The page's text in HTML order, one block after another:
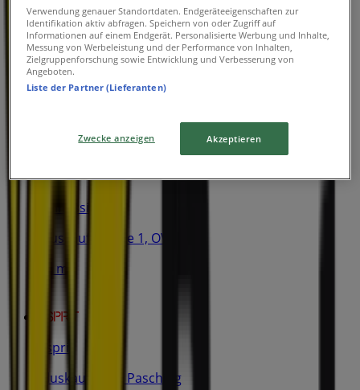
Tom Tailor
Industriezeile 76, Linz
14 m
Intimissimi
Pluskaufstrasse 1, OVE, Linz
14 m
Esprit
Pluskaufstr. 7, Pasching
Verwendung genauer Standortdaten. Endgeräteeigenschaften zur
Identifikation aktiv abfragen. Speichern von oder Zugriff auf
Informationen auf einem Endgerät. Personalisierte Werbung und Inhalte,
Messung von Werbeleistung und der Performance von Inhalten,
Zielgruppenforschung sowie Entwicklung und Verbesserung von
Angeboten.
Liste der Partner (Lieferanten)
Zwecke anzeigen Akzeptieren